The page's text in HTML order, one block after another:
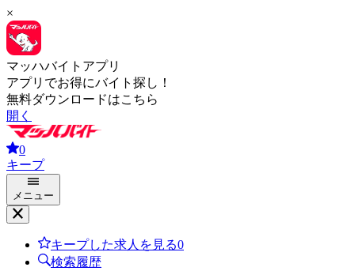
×
マッハバイトアプリ
アプリでお得にバイト探し！
無料ダウンロードはこちら
開く
0
キープ
メニュー
キープした求人を見る0
検索履歴